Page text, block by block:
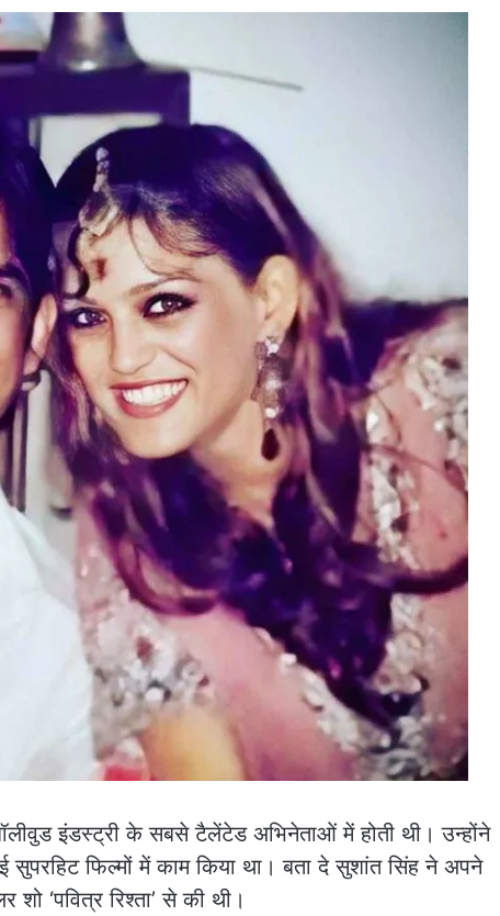
इंडस्ट्री के सबसे टैलेंटेड अभिनेताओं में होती थी। उन्होंने
फिल्मों में काम किया था। बता दे सुशांत सिंह ने अपने
‘पवित्र रिश्ता’ से की थी।